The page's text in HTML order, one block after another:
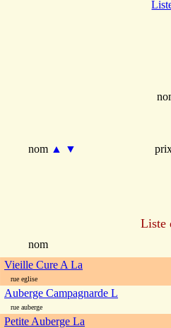
nom ▲ ▼
Liste
nom
Vieille Cure A La
rue eglise
Auberge Campagnarde L
rue auberge
Petite Auberge La